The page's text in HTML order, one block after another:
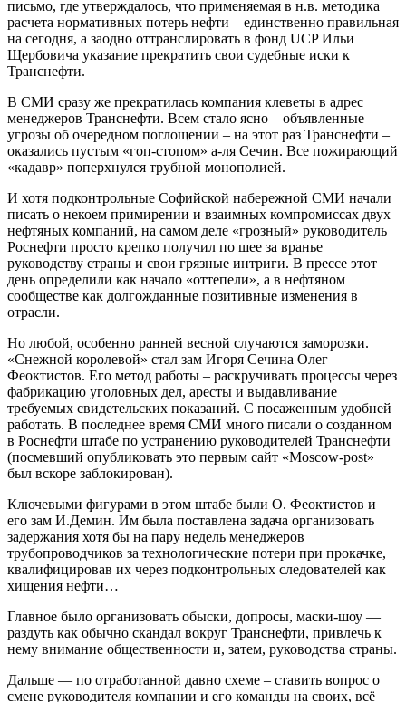
письмо, где утверждалось, что применяемая в н.в. методика
расчета нормативных потерь нефти – единственно правильная
на сегодня, а заодно оттранслировать в фонд UСP Ильи
Щербовича указание прекратить свои судебные иски к
Транснефти.
В СМИ сразу же прекратилась компания клеветы в адрес
менеджеров Транснефти. Всем стало ясно – объявленные
угрозы об очередном поглощении – на этот раз Транснефти –
оказались пустым «гоп-стопом» а-ля Сечин. Все пожирающий
«кадавр» поперхнулся трубной монополией.
И хотя подконтрольные Софийской набережной СМИ начали
писать о некоем примирении и взаимных компромиссах двух
нефтяных компаний, на самом деле «грозный» руководитель
Роснефти просто крепко получил по шее за вранье
руководству страны и свои грязные интриги. В прессе этот
день определили как начало «оттепели», а в нефтяном
сообществе как долгожданные позитивные изменения в
отрасли.
Но любой, особенно ранней весной случаются заморозки.
«Снежной королевой» стал зам Игоря Сечина Олег
Феоктистов. Его метод работы – раскручивать процессы через
фабрикацию уголовных дел, аресты и выдавливание
требуемых свидетельских показаний. С посаженным удобней
работать. В последнее время СМИ много писали о созданном
в Роснефти штабе по устранению руководителей Транснефти
(посмевший опубликовать это первым сайт «Moscow-post»
был вскоре заблокирован).
Ключевыми фигурами в этом штабе были О. Феоктистов и
его зам И.Демин. Им была поставлена задача организовать
задержания хотя бы на пару недель менеджеров
трубопроводчиков за технологические потери при прокачке,
квалифицировав их через подконтрольных следователей как
хищения нефти…
Главное было организовать обыски, допросы, маски-шоу —
раздуть как обычно скандал вокруг Транснефти, привлечь к
нему внимание общественности и, затем, руководства страны.
Дальше — по отработанной давно схеме – ставить вопрос о
смене руководителя компании и его команды на своих, всё